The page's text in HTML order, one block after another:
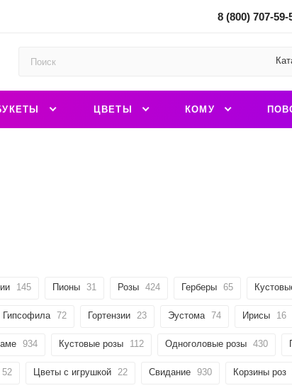
8 (800) 707-59-
ЦВЕТЫ КОМУ
145 Пионы 31 Розы 424 Герберы 65
Гипсофила 72 Гортензии 23 Эустома 74 Ирисы 16
934 Кустовые розы 112 Одноголовые розы 430
52 Цветы с игрушкой 22 Свидание 930 Корзины роз